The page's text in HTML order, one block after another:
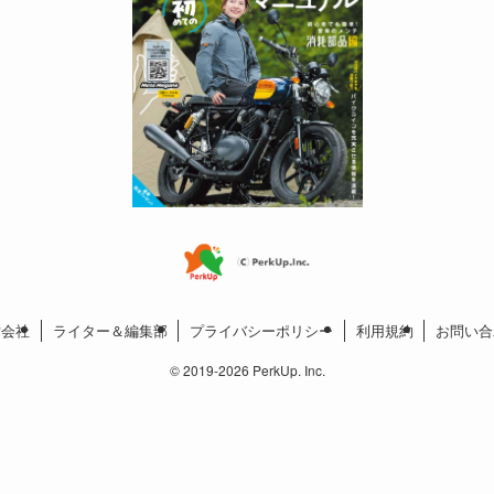
社 ライター＆編集部 プライバシーポリシー 利用規約 お問い
©2019-2026 PerkUp. Inc.